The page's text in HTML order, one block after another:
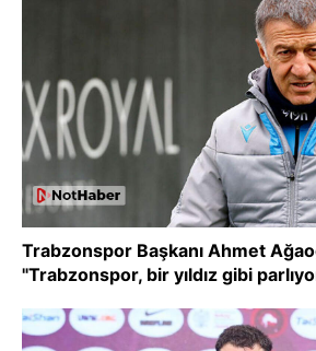
Trabzonspor Başkanı Ahmet
"Trabzonspor, bir yıldız gibi